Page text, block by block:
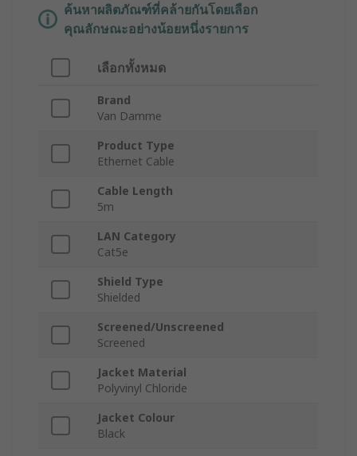
ค้นหาผลิตภัณฑ์ที่คล้ายกันโดยเลือก
คุณลักษณะอย่างน้อยหนึ่งรายการ
เลือกทั้งหมด
Brand
Van Damme
Product Type
Ethernet Cable
Cable Length
5m
LAN Category
Cat5e
Shield Type
Shielded
Screened/Unscreened
Screened
Jacket Material
Polyvinyl Chloride
Jacket Colour
Black